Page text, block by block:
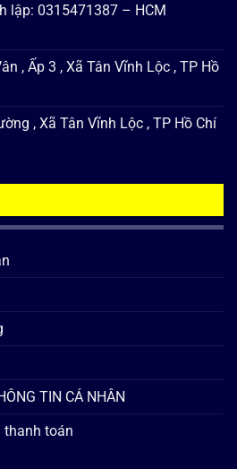
lập: 0315471387 – HCM
, Ấp 3 , Xã Tân Vĩnh Lộc , TP Hồ
, Xã Tân Vĩnh Lộc , TP Hồ Chí
TIN CÁ NHÂN
thanh toán